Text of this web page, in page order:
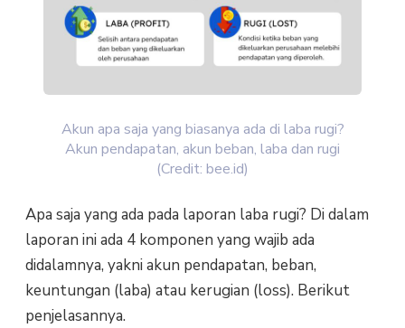
Akun apa saja yang biasanya ada di laba rugi?
Akun pendapatan, akun beban, laba dan rugi
(Credit: bee.id)
Apa saja yang ada pada laporan laba rugi? Di dalam
laporan ini ada 4 komponen yang wajib ada
didalamnya, yakni akun pendapatan, beban,
keuntungan (laba) atau kerugian (loss). Berikut
penjelasannya.